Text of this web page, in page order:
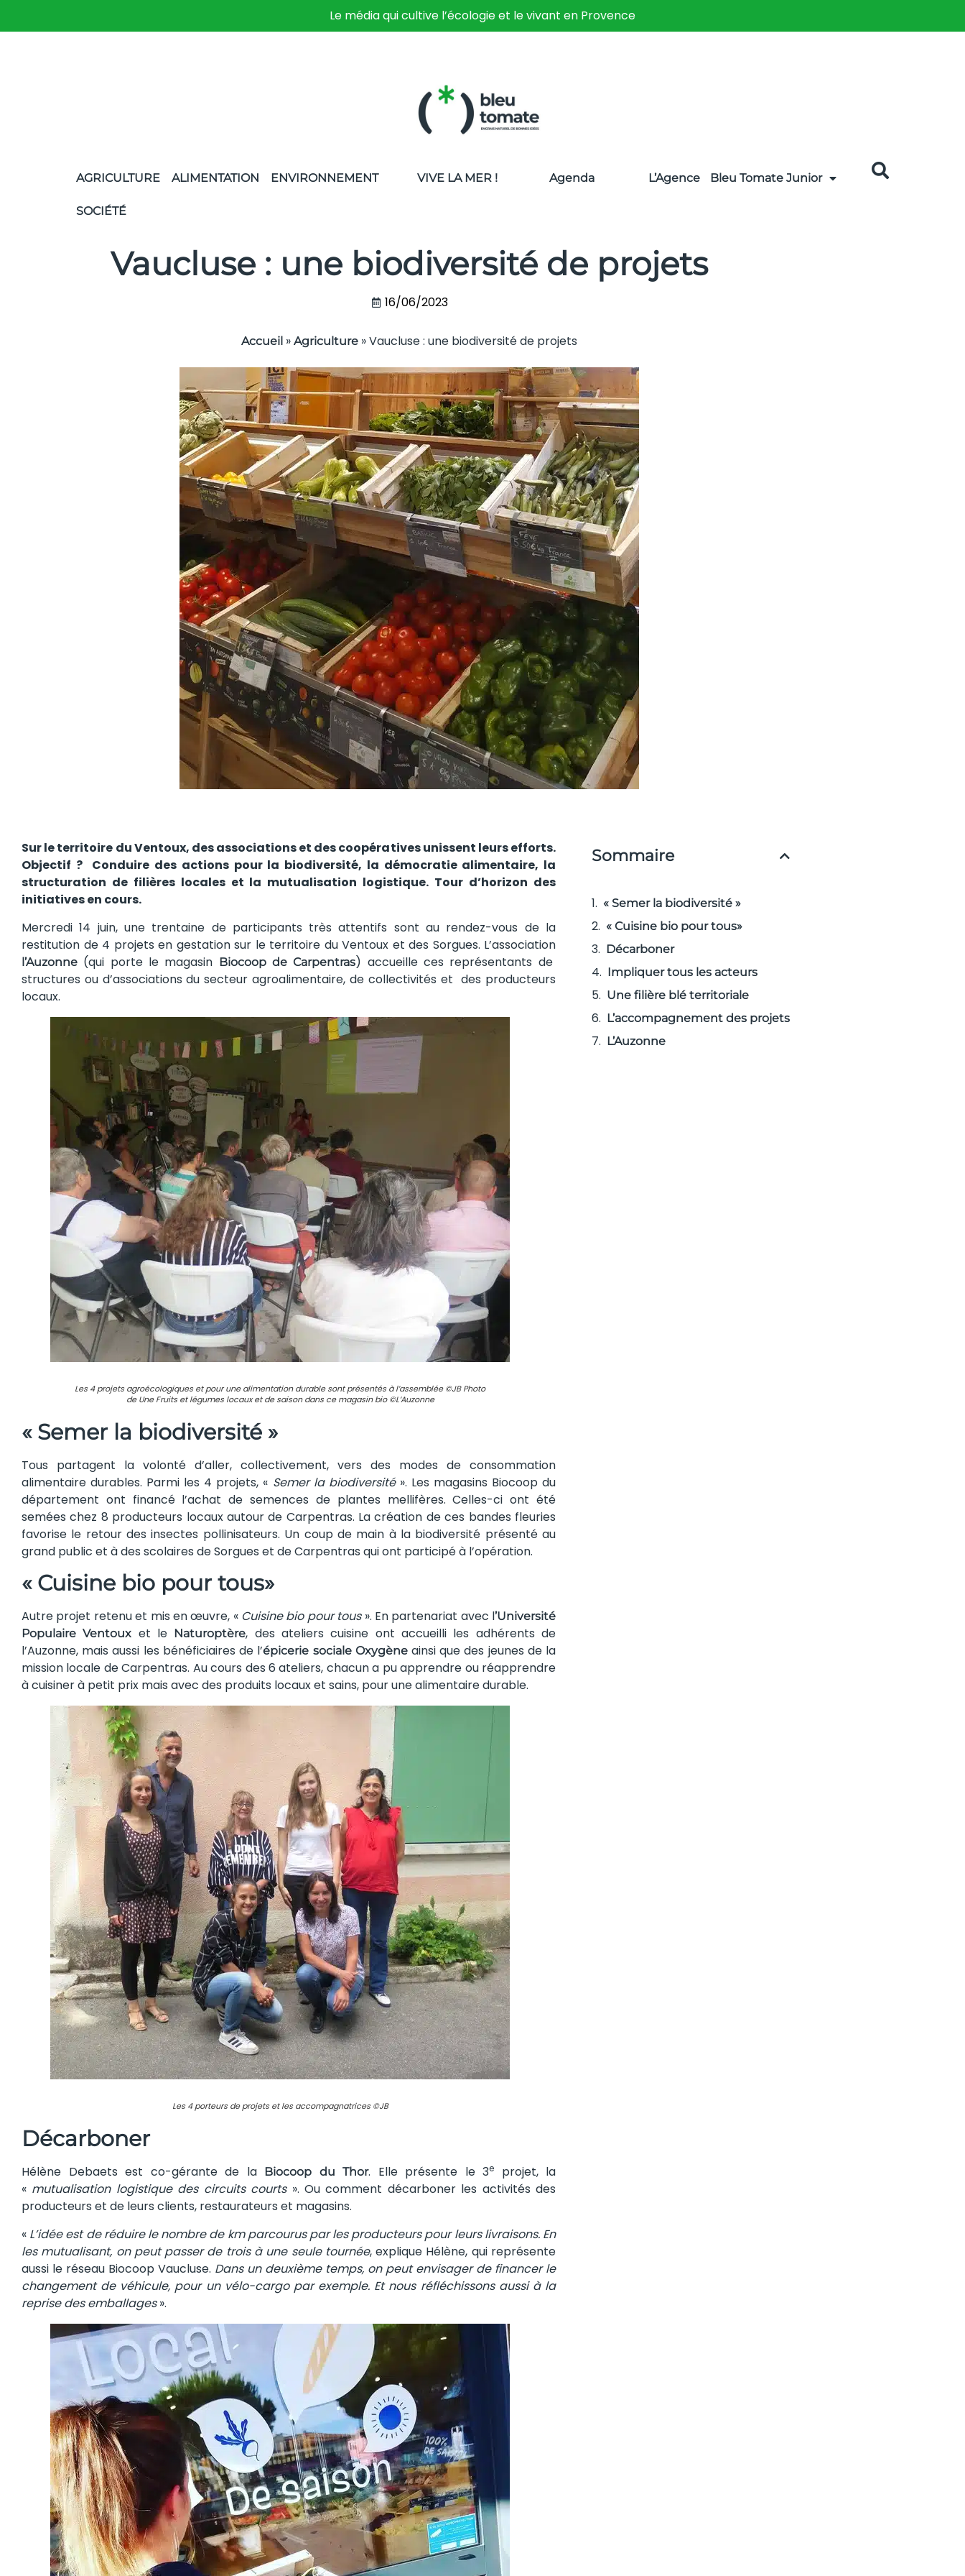
Le média qui cultive l’écologie et le vivant en Provence
AGRICULTURE ALIMENTATION ENVIRONNEMENT
SOCIÉTÉ
VIVE LA MER ! Agenda L’Agence Bleu Tomate Junior
Vaucluse : une biodiversité de projets
16/06/2023
Accueil » Agriculture »Vaucluse : une biodiversité de projets
Sur le territoire du Ventoux, des associations et des coopératives unissent leurs efforts.
Objectif ? Conduire des actions pour la biodiversité, la démocratie alimentaire, la
structuration de filières locales et la mutualisation logistique. Tour d’horizon des
initiatives en cours.
Mercredi 14 juin, une trentaine de participants très attentifs sont au rendez-vous de la
restitution de 4 projets en gestation sur le territoire du Ventoux et des Sorgues. L’association
l’Auzonne (qui porte le magasin Biocoop de Carpentras) accueille ces représentants de
structures ou d’associations du secteur agroalimentaire, de collectivités et des producteurs
locaux.
Les 4 projets agroécologiques et pour une alimentation durable sont présentés à l’assemblée ©JB Photo
de Une Fruits et légumes locaux et de saison dans ce magasin bio ©L’Auzonne
« Semer la biodiversité »
Tous partagent la volonté d’aller, collectivement, vers des modes de consommation
alimentaire durables. Parmi les 4 projets, « Semer la biodiversité». Les magasins Biocoop du
département ont financé l’achat de semences de plantes mellifères. Celles-ci ont été
semées chez 8 producteurs locaux autour de Carpentras. La création de ces bandes fleuries
favorise le retour des insectes pollinisateurs. Un coup de main à la biodiversité présenté au
grand public et à des scolaires de Sorgues et de Carpentras qui ont participé à l’opération.
« Cuisine bio pour tous»
Autre projet retenu et mis en œuvre, « Cuisine bio pour tous». En partenariat avec l’Université
Populaire Ventoux et le Naturoptère, des ateliers cuisine ont accueilli les adhérents de
l’Auzonne, mais aussi les bénéficiaires de l’épicerie sociale Oxygèneainsi que des jeunes de la
mission locale de Carpentras. Au cours des 6 ateliers, chacun a pu apprendre ou réapprendre
à cuisiner à petit prix mais avec des produits locaux et sains, pour une alimentaire durable.
Les 4 porteurs de projets et les accompagnatrices ©JB
Décarboner
Hélène Debaets est co-gérante de la Biocoop du Thor. Elle présente le 3e
projet, la
« mutualisation logistique des circuits courts». Ou comment décarboner les activités des
producteurs et de leurs clients, restaurateurs et magasins.
« L’idée est de réduire le nombre de km parcourus par les producteurs pour leurs livraisons. En
les mutualisant, on peut passer de trois à une seule tournée, explique Hélène, qui représente
aussi le réseau Biocoop Vaucluse. Dans un deuxième temps, on peut envisager de financer le
changement de véhicule, pour un vélo-cargo par exemple. Et nous réfléchissons aussi à la
reprise des emballages».
Sommaire
« Semer la biodiversité »
« Cuisine bio pour tous»
Décarboner
Impliquer tous les acteurs
Une filière blé territoriale
L’accompagnement des projets
L’Auzonne